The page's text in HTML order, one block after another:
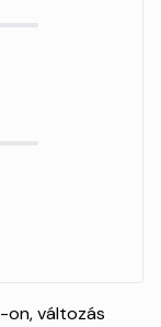
on, változás